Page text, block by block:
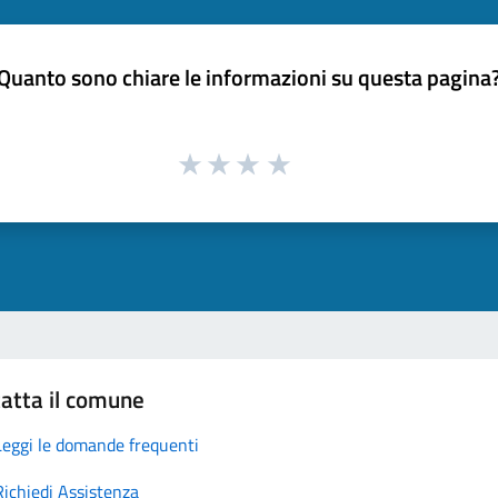
sono chiare le informazioni su questa
il comune
le domande frequenti
Assistenza